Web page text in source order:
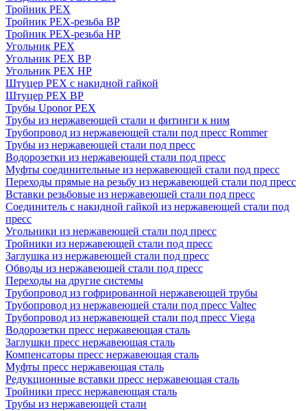
Тройник PEX
Тройник PEX-резьба ВР
Тройник PEX-резьба НР
Угольник PEX
Угольник PEX ВР
Угольник PEX НР
Штуцер PEX c накидной гайкой
Штуцер PEX ВР
Трубы Uponor PEX
Трубы из нержавеющей стали и фитинги к ним
Трубопровод из нержавеющей стали под пресс Rommer
Трубы из нержавеющей стали под пресс
Водорозетки из нержавеющей стали под пресс
Муфты соединительные из нержавеющей стали под пресс
Переходы прямые на резьбу из нержавеющей стали под пресс
Вставки резьбовые из нержавеющей стали под пресс
Соединитель с накидной гайкой из нержавеющей стали под
пресс
Угольники из нержавеющей стали под пресс
Тройники из нержавеющей стали под пресс
Заглушка из нержавеющей стали под пресс
Обводы из нержавеющей стали под пресс
Переходы на другие системы
Трубопровод из гофрированной нержавеющей трубы
Трубопровод из нержавеющей стали под пресс Valtec
Трубопровод из нержавеющей стали под пресс Viega
Водорозетки пресс нержавеющая сталь
Заглушки пресс нержавеющая сталь
Компенсаторы пресс нержавеющая сталь
Муфты пресс нержавеющая сталь
Редукционные вставки пресс нержавеющая сталь
Тройники пресс нержавеющая сталь
Трубы из нержавеющей стали